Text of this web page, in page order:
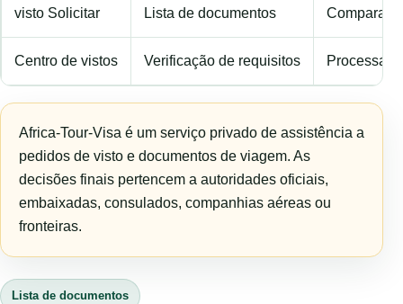
visto Solicitar Lista de documentos Comparar
Centro de vistos Verificação de requisitos
Africa-Tour-Visa é um serviço privado de assistência a
pedidos de visto e documentos de viagem. As
decisões finais pertencem a autoridades oficiais,
embaixadas, consulados, companhias aéreas ou
fronteiras.
Lista de documentos